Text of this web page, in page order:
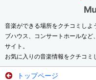
音楽ができる場所をクチコミしよ
ブハウス、コンサートホールな
サイト。
お気に入りの音楽情報をクチコミ
トップページ